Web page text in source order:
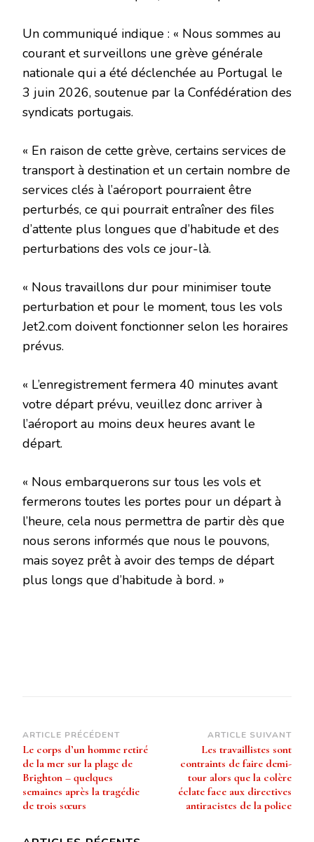
Un communiqué indique : « Nous sommes au
courant et surveillons une grève générale
nationale qui a été déclenchée au Portugal le
3 juin 2026, soutenue par la Confédération des
syndicats portugais.
« En raison de cette grève, certains services de
transport à destination et un certain nombre de
services clés à l’aéroport pourraient être
perturbés, ce qui pourrait entraîner des files
d’attente plus longues que d’habitude et des
perturbations des vols ce jour-là.
« Nous travaillons dur pour minimiser toute
perturbation et pour le moment, tous les vols
Jet2.com doivent fonctionner selon les horaires
prévus.
« L’enregistrement fermera 40 minutes avant
votre départ prévu, veuillez donc arriver à
l’aéroport au moins deux heures avant le
départ.
« Nous embarquerons sur tous les vols et
fermerons toutes les portes pour un départ à
l’heure, cela nous permettra de partir dès que
nous serons informés que nous le pouvons,
mais soyez prêt à avoir des temps de départ
plus longs que d’habitude à bord. »
Navigation
d’article
ARTICLE PRÉCÉDENT
Le corps d’un homme retiré
de la mer sur la plage de
Brighton – quelques
semaines après la tragédie
de trois sœurs
ARTICLE SUIVANT
Les travaillistes sont
contraints de faire demi-
tour alors que la colère
éclate face aux directives
antiracistes de la police